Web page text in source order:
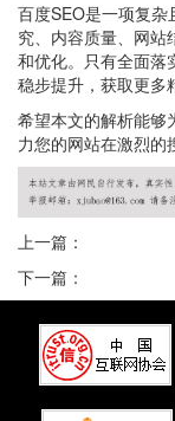
百度SEO是一项复
究、内容质量、网站
和优化。只有全面落
稳步提升，获取更多
希望本文的解析能够
力您的网站在激烈的
上一篇：
下一篇：